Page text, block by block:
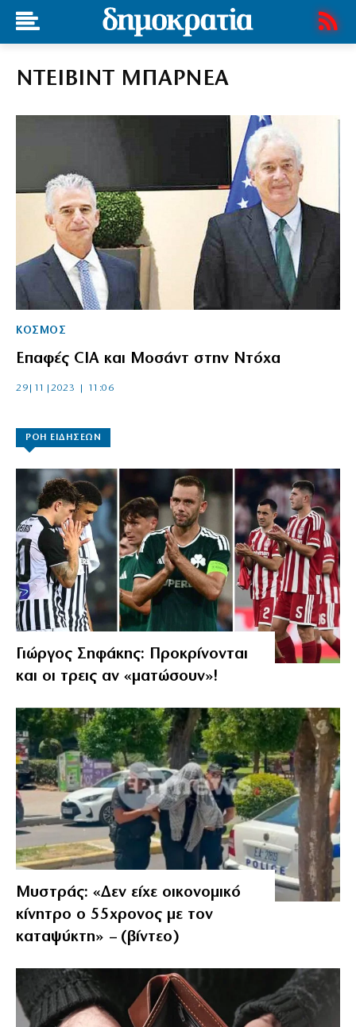
ΝΤΕΙΒΙΝΤ ΜΠΑΡΝΕΑ
ΚΟΣΜΟΣ
Επαφές CIA και Μοσάντ στην Ντόχα
29|11|2023 | 11:06
ΡΟΗ ΕΙΔΗΣΕΩΝ
Γιώργος Σηφάκης: Προκρίνονται
και οι τρεις αν «ματώσουν»!
Μυστράς: «Δεν είχε οικονομικό
κίνητρο ο 55χρονος με τον
καταψύκτη» – (βίντεο)